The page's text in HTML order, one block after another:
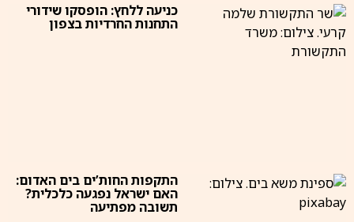
כניעה ללחץ: הופסקו שידורי
התחנות החרדיות בצפון
התקפות החות’ים בים האדום:
האם ישראל נפגעה כלכלית?
תשובה מפתיעה